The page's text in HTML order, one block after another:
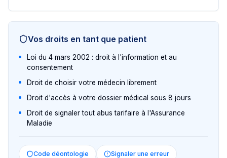
Vos droits en tant que patient
Loi du 4 mars 2002 : droit à l'information et au
consentement
Droit de choisir votre médecin librement
Droit d'accès à votre dossier médical sous 8 jours
Droit de signaler tout abus tarifaire à l'Assurance
Maladie
Code déontologie Signaler une erreur